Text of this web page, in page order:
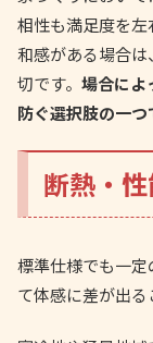
相性も満足度を
和感がある場合
切です。 場合によ
防ぐ選択肢の一つ
断熱・
標準仕様でも一
て体感に差が出る